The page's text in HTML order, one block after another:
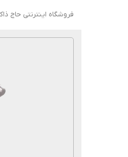
کباب پز و
اجاق و
لوازم و
آرایشی و
فروشگاه اینترنتی حاج